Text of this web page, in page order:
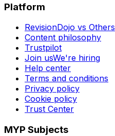
Platform
RevisionDojo vs Others
Content philosophy
Trustpilot
Join usWe're hiring
Help center
Terms and conditions
Privacy policy
Cookie policy
Trust Center
MYP Subjects